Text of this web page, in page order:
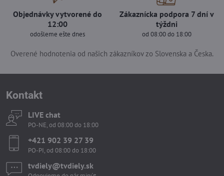
Objednávky vytvorené do
12:00
odošleme ešte dnes
Zákaznícka podpora 7 dní v
týždni
od 08:00 do 18:00
Overené hodnotenia od našich zákazníkov zo Slovenska a Česka.
Kontakt
LIVE chat
PO-NE, od 08:00 do 18:00
+421 902 39 27 39
PO-PI, od 08:00 do 18:00
tvdiely​​@tvdiely​​.sk